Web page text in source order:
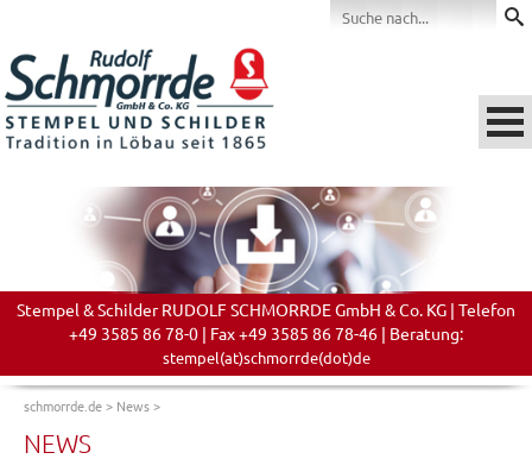
Stempel & Schilder RUDOLF SCHMORRDE GmbH & Co. KG | Telefon
+49 3585 86 78-0 | Fax +49 3585 86 78-46 | Beratung:
stempel(at)schmorrde(dot)de
schmorrde.de> News>
NEWS